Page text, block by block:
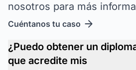
nosotros para más
Cuéntanos tu caso
¿Puedo obtener un
que acredite mis